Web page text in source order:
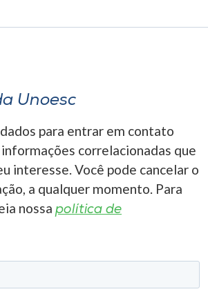
Unoesc
para entrar em contato
correlacionadas que
interesse. Você pode cancelar o
a qualquer momento. Para
nossa política de